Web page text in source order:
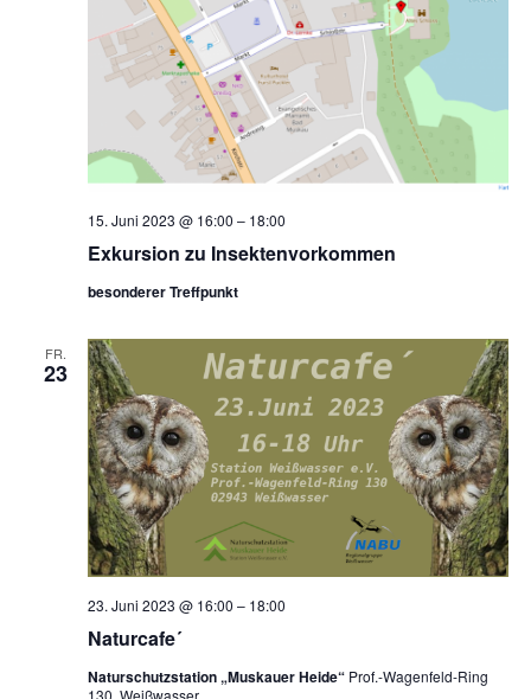
Exkursion zu Insektenvorkommen
15. Juni 2023 @ 16:00 – 18:00
besonderer Treffpunkt
FR.
23
Naturcafe´
23. Juni 2023 @ 16:00 – 18:00
Naturschutzstation „Muskauer Heide“ Prof.-Wagenfeld-Ring